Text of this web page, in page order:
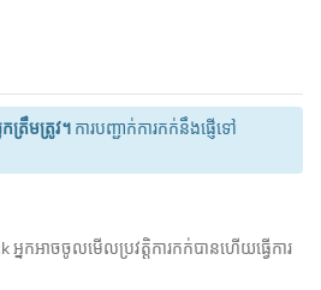
ត្រឹមត្រូវ។ ការបញ្ជាក់ការកក់នឹងផ្ញើទៅ
កអាចចូលមើលប្រវត្តិការកក់បានហើយធ្វើការ